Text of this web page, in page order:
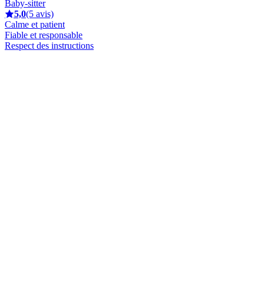
Baby-sitter
5,0(5 avis)
Calme et patient
Fiable et responsable
Respect des instructions